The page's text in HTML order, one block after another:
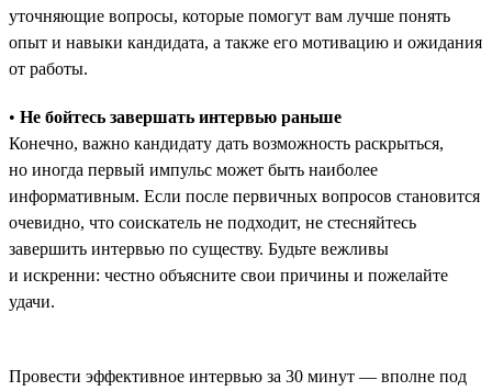
уточняющие вопросы, которые помогут вам лучше понять
опыт и навыки кандидата, а также его мотивацию и ожидания
от работы.
• Не бойтесь завершать интервью раньше
Конечно, важно кандидату дать возможность раскрыться,
но иногда первый импульс может быть наиболее
информативным. Если после первичных вопросов становится
очевидно, что соискатель не подходит, не стесняйтесь
завершить интервью по существу. Будьте вежливы
и искренни: честно объясните свои причины и пожелайте
удачи.
Провести эффективное интервью за 30 минут — вполне под